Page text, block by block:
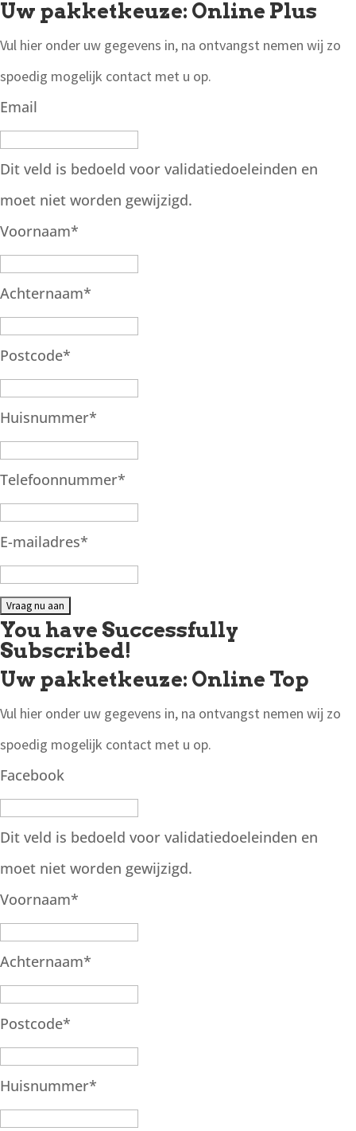
Uw pakketkeuze: Online Plus
Vul hier onder uw gegevens in, na ontvangst nemen wij zo
spoedig mogelijk contact met u op.
Email
Dit veld is bedoeld voor validatiedoeleinden en
moet niet worden gewijzigd.
Voornaam*
Achternaam*
Postcode*
Huisnummer*
Telefoonnummer*
E-mailadres*
You have Successfully
Subscribed!
Uw pakketkeuze: Online Top
Vul hier onder uw gegevens in, na ontvangst nemen wij zo
spoedig mogelijk contact met u op.
Facebook
Dit veld is bedoeld voor validatiedoeleinden en
moet niet worden gewijzigd.
Voornaam*
Achternaam*
Postcode*
Huisnummer*